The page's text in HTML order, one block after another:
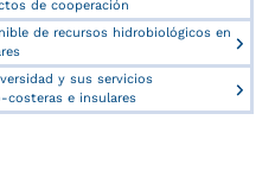
de cooperación
de recursos hidrobiológicos en
y sus servicios
costeras e insulares